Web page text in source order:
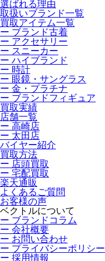
選ばれる理由
取扱いブランド一覧
買取アイテム一覧
ー ブランド古着
ー アクセサリー
ー スニーカー
ー ハイブランド
ー 時計
ー 眼鏡・サングラス
ー 金・プラチナ
ー ブランドフィギュア
買取実績
店舗一覧
ー 高崎店
ー 太田店
バイヤー紹介
買取方法
ー 店頭買取
ー 宅配買取
楽天通販
よくあるご質問
お客様の声
ベクトルについて
ー ブランドコラム
ー 会社概要
ー お問い合わせ
ー プライバシーポリシー
ー 採用情報